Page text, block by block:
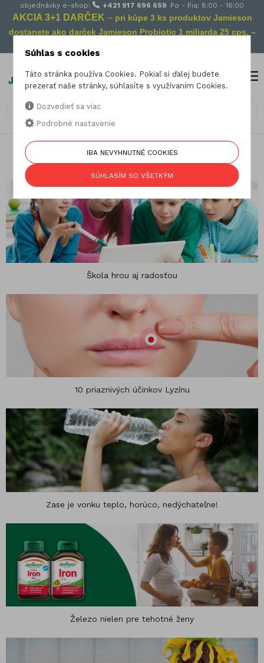
objednávky e-shop: +421 917 696 659 Po - Pia: 8:00 - 16:00
AKCIA 3+1 DARČEK – pri kúpe 3 ks produktov Jamieson
dostanete ako darček Jamieson Probiotic 1 miliarda 25 cps. –
0
Odborné články Jamieson
Škola hrou aj radosťou
10 priaznivých účinkov Lyzínu
Zase je vonku teplo, horúco, nedýchateľne!
Železo nielen pre tehotné ženy
Súhlas s cookies
Táto stránka používa Cookies. Pokiaľ si ďalej budete
prezerať naše stránky, súhlasíte s využívaním Cookies.
Dozvedieť sa viac
Podrobné nastavenie
IBA NEVYHNUTNÉ COOKIES
SÚHLASÍM SO VŠETKÝM